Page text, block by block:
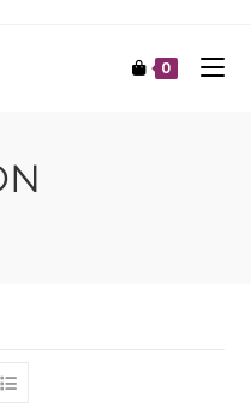
0